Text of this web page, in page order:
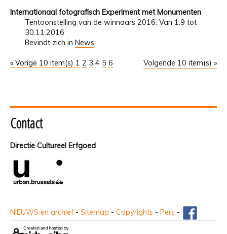
Internationaal fotografisch Experiment met Monumenten
Tentoonstelling van de winnaars 2016. Van 1.9 tot
30.11.2016
Bevindt zich in News
« Vorige 10 item(s) Volgende 10 item(s) »
1 2 3 4 5 6
Contact
Directie Cultureel Erfgoed
NIEUWS en archief - Sitemap - Copyrights - Pers -